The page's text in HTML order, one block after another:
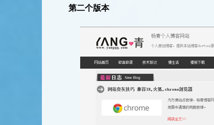
第二个版本